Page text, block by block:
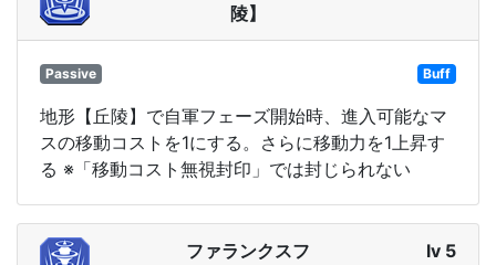
陵】
Passive Buff
地形【丘陵】で自軍フェーズ開始時、進入可能なマ
スの移動コストを1にする。さらに移動力を1上昇す
る ※「移動コスト無視封印」では封じられない
ファランクスフ
lv 5